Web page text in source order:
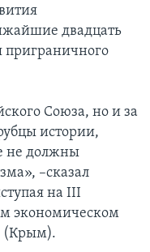
двадцать
приграничного
Союза, но и за
истории,
не должны
–сказал
на III
экономическом
(Крым).